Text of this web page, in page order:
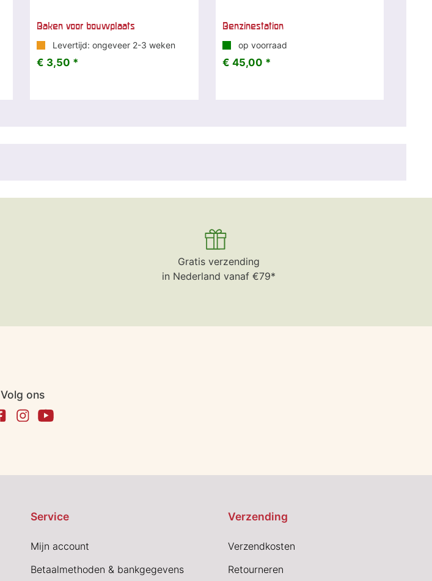
Baken voor bouwplaats
Levertijd: ongeveer 2-3 weken
€ 3,50 *
Benzinestation
op voorraad
€ 45,00 *
Gratis verzending
in Nederland vanaf €79*
Volg ons
Service
Mijn account
Betaalmethoden & bankgegevens
Verzending
Verzendkosten
Retourneren